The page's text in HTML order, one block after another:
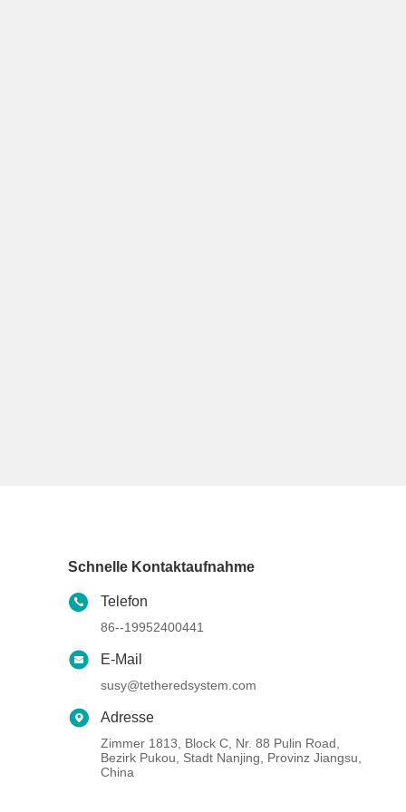
Schnelle Kontaktaufnahme
Telefon
86--19952400441
E-Mail
susy@tetheredsystem.com
Adresse
Zimmer 1813, Block C, Nr. 88 Pulin Road,
Bezirk Pukou, Stadt Nanjing, Provinz Jiangsu,
China